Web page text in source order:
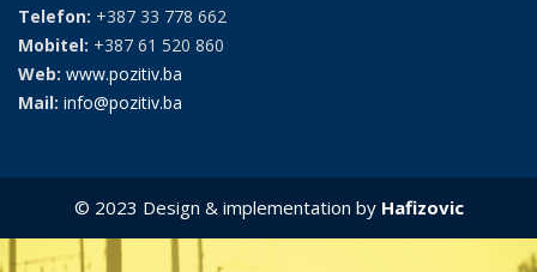
Telefon: +387 33 778 662
Mobitel: +387 61 520 860
Web: www.pozitiv.ba
Mail: info@pozitiv.ba
© 2023 Design & implementation by Hafizovic